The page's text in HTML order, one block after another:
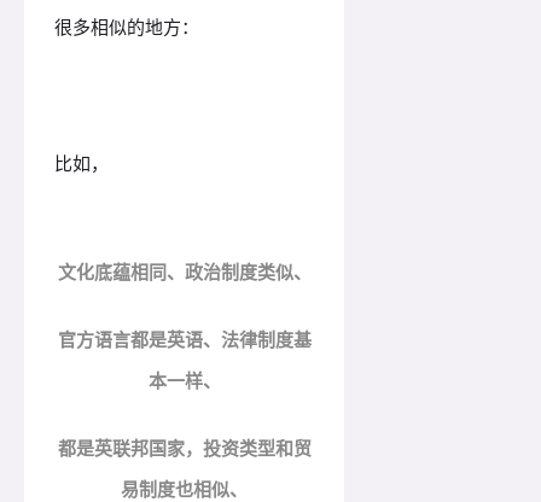
很多相似的地方：
比如，
文化底蕴相同、政治制度类似、
官方语言都是英语、法律制度基
本一样、
都是英联邦国家，投资类型和贸
易制度也相似、